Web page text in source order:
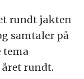
rundt jakten
samtaler på
tema
rundt.